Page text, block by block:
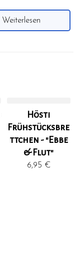
Weiterlesen
Hösti
Frühstücksbre
ttchen - "Ebbe
& Flut"
6,95 €